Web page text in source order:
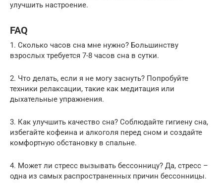
улучшить настроение.
FAQ
1. Сколько часов сна мне нужно? Большинству
взрослых требуется 7-8 часов сна в сутки.
2. Что делать, если я не могу заснуть? Попробуйте
техники релаксации, такие как медитация или
дыхательные упражнения.
3. Как улучшить качество сна? Соблюдайте гигиену сна,
избегайте кофеина и алкоголя перед сном и создайте
комфортную обстановку в спальне.
4. Может ли стресс вызывать бессонницу? Да, стресс –
одна из самых распространенных причин бессонницы.